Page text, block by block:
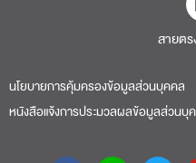
สายต
นโยบายการคุ้มครองข้อมูลส่วนบุคคล
หนังสือแจ้งการประมวลผลข้อมูลส่วนบุ